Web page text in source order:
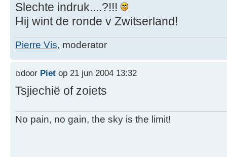
Slechte indruk....?!!!
Hij wint de ronde v Zwitserland!
Pierre Vis, moderator
door Piet op 21 jun 2004 13:32
Tsjiechië of zoiets
No pain, no gain, the sky is the limit!